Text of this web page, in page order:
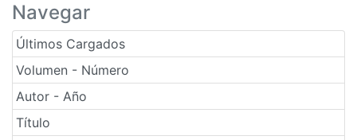
Navegar
Últimos Cargados
Volumen - Número
Autor - Año
Título